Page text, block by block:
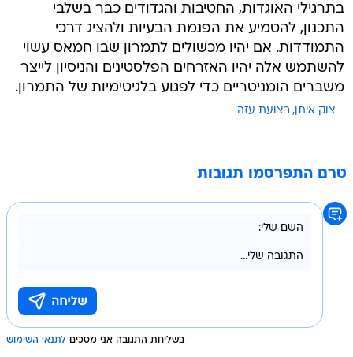
בתרגילי האוגדות, החטיבות והגדודים כבר בשלבי
התכנון, להטמיע את הפנמת הבעיות ולהציג דרכי
התמודדות. אם יהיו מכשולים לתמרון שבו חמאס עשוי
להשתמש אלה יהיו האזרחים הפלסטינים והניסיון לייצר
משברים הומניטריים כדי לפגוע בלגיטימיות של התמרון.
צוק איתן רצועת עזה
טרם התפרסמו תגובות
בשליחת התגובה אני מסכים לתנאי השימוש